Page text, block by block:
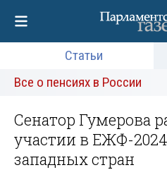
Статьи
Все о пенсиях в России
Сенатор Гумерова
участии в ЕЖФ-
западных стран